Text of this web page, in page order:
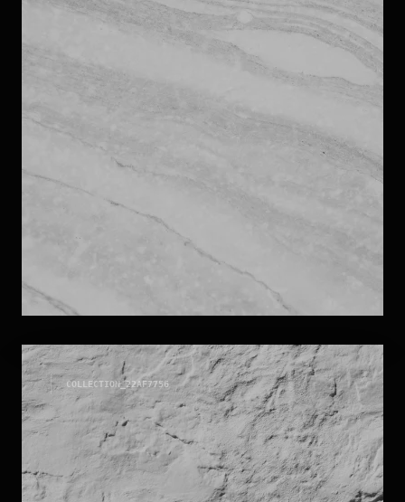
LIMESTONE
COLLECTION_22AF7756